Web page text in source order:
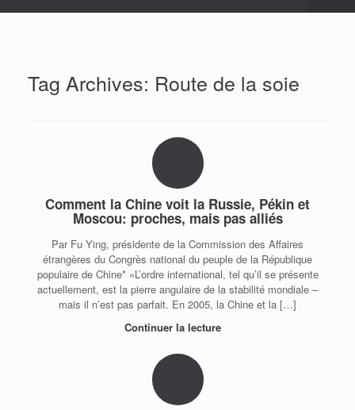
Tag Archives: Route de la soie
Comment la Chine voit la Russie, Pékin et
Moscou: proches, mais pas alliés
Par Fu Ying, présidente de la Commission des Affaires
étrangères du Congrès national du peuple de la République
populaire de Chine* «L’ordre international, tel qu’il se présente
actuellement, est la pierre angulaire de la stabilité mondiale –
mais il n’est pas parfait. En 2005, la Chine et la […]
Continuer la lecture